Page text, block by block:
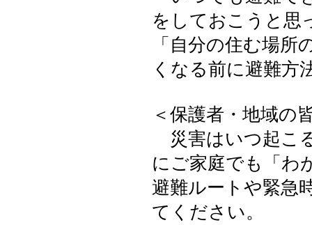
をしておこうと思
「自分の住む場
くなる前に避難方
＜保護者・地域の
災害はいつ起こ
にご家庭でも「わ
避難ルートや緊急
てください。